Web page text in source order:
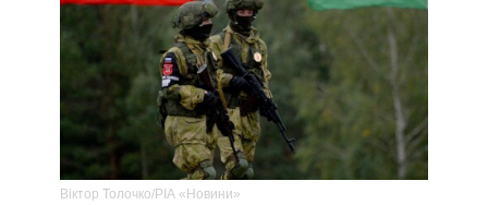
Віктор Толочко/РІА «Новини»